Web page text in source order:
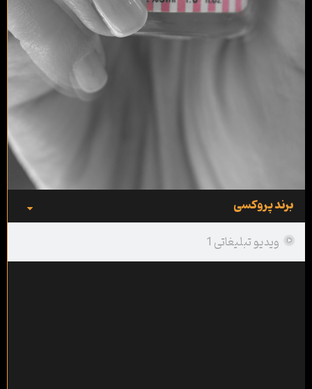
برند پروکسی
ویدیو تبلیغاتی 1